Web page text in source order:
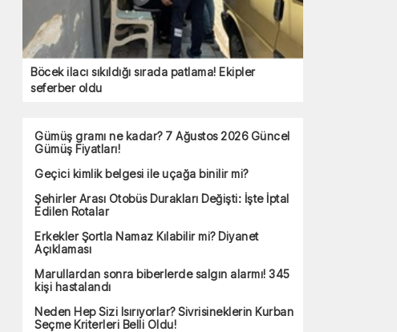
Böcek ilacı sıkıldığı sırada patlama! Ekipler
seferber oldu
Gümüş gramı ne kadar? 7 Ağustos 2026 Güncel
Gümüş Fiyatları!
Geçici kimlik belgesi ile uçağa binilir mi?
Şehirler Arası Otobüs Durakları Değişti: İşte İptal
Edilen Rotalar
Erkekler Şortla Namaz Kılabilir mi? Diyanet
Açıklaması
Marullardan sonra biberlerde salgın alarmı! 345
kişi hastalandı
Neden Hep Sizi Isırıyorlar? Sivrisineklerin Kurban
Seçme Kriterleri Belli Oldu!